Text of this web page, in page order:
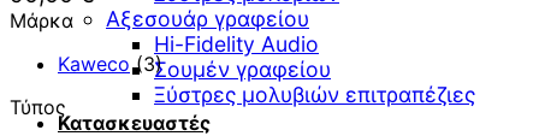
Αξεσουάρ γραφείου
Hi-Fidelity Audio
Σουμέν γραφείου
Ξύστρες μολυβιών επιτραπέζιες
Κατασκευαστές
Μάρκα
Kaweco (3)
Τύπος